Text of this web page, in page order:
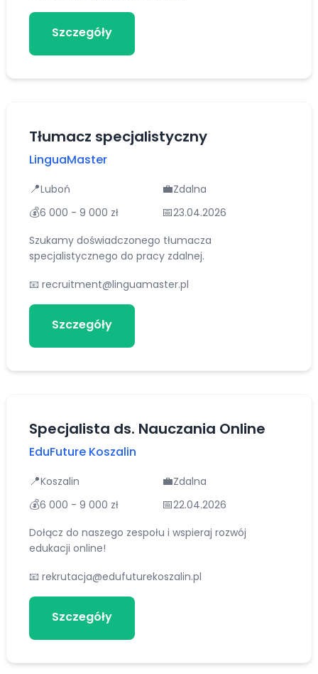
Szczegóły
Tłumacz specjalistyczny
LinguaMaster
📍Luboń 💼Zdalna
💰6 000 - 9 000 zł 📅23.04.2026
Szukamy doświadczonego tłumacza
specjalistycznego do pracy zdalnej.
📧 recruitment@linguamaster.pl
Szczegóły
Specjalista ds. Nauczania Online
EduFuture Koszalin
📍Koszalin 💼Zdalna
💰6 000 - 9 000 zł 📅22.04.2026
Dołącz do naszego zespołu i wspieraj rozwój
edukacji online!
📧 rekrutacja@edufuturekoszalin.pl
Szczegóły